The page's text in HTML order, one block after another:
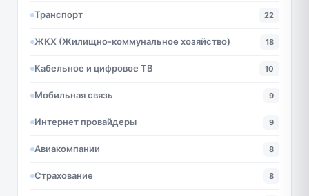
Транспорт 22
ЖКХ (Жилищно-коммунальное хозяйство) 18
Кабельное и цифровое ТВ 10
Мобильная связь 9
Интернет провайдеры 9
Авиакомпании 8
Страхование 8